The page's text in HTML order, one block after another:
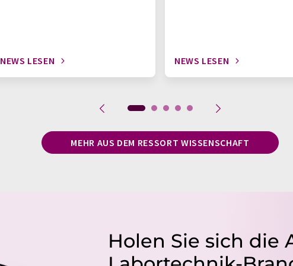
NEWS LESEN NEWS LESEN
MEHR AUS DEM RESSORT WISSENSCHAFT
Holen Sie sich die